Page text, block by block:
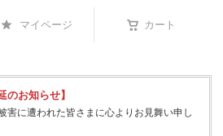
マイページ カート
のお知らせ】
害に遭われた皆さまに心よりお見舞い申し